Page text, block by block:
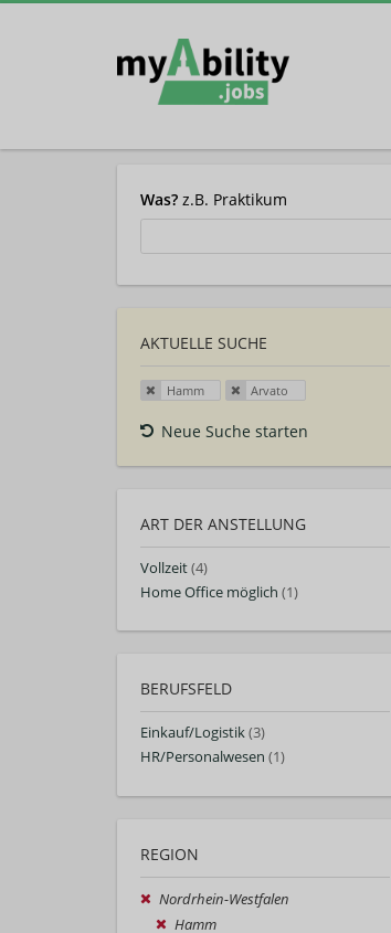
Was? z.B. Praktikum
AKTUELLE SUCHE
Hamm Arvato
Neue Suche starten
ART DER ANSTELLUNG
Vollzeit(4)
Home Office möglich (1)
BERUFSFELD
Einkauf/Logistik(3)
HR/Personalwesen (1)
REGION
Nordrhein-Westfalen
Hamm